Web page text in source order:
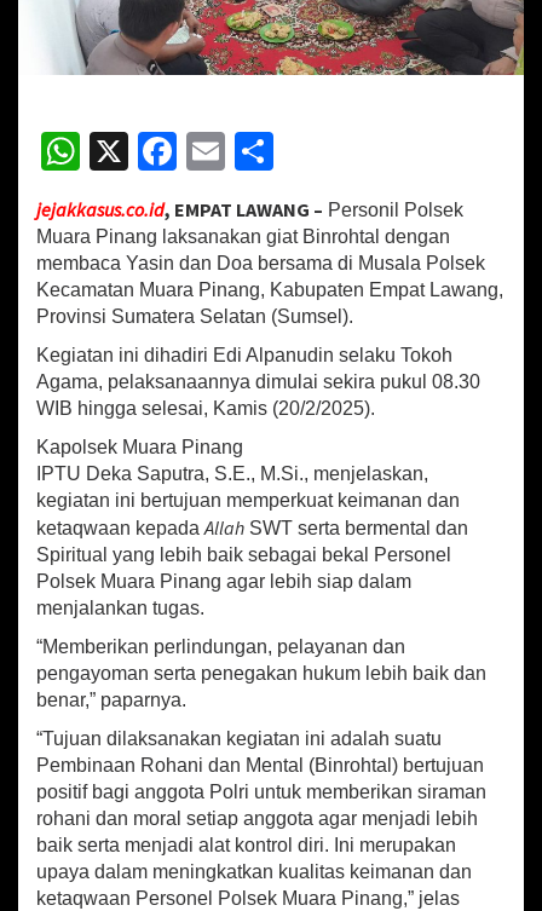
P
i
n
g
G
e
a
r
B
i
n
o
h
t
l
d
e
n
a
n
M
m
b
a
a
Y
a
s
i
n
a
W
h
at
sA
p
p
X
Fa
b
o
o
k
E
ai
l
ar
e
jejakkasus.co.id, EMPAT LAWANG – Personil Polsek
Muara Pinang laksanakan giat Binrohtal dengan
membaca Yasin dan Doa bersama di Musala Polsek
Kecamatan Muara Pinang, Kabupaten Empat Lawang,
Provinsi Sumatera Selatan (Sumsel).
Kegiatan ini dihadiri Edi Alpanudin selaku Tokoh
Agama, pelaksanaannya dimulai sekira pukul 08.30
WIB hingga selesai, Kamis (20/2/2025).
Kapolsek Muara Pinang
IPTU Deka Saputra, S.E., M.Si., menjelaskan,
kegiatan ini bertujuan memperkuat keimanan dan
ketaqwaan kepada Allah SWT serta bermental dan
Spiritual yang lebih baik sebagai bekal Personel
Polsek Muara Pinang agar lebih siap dalam
menjalankan tugas.
“Memberikan perlindungan, pelayanan dan
pengayoman serta penegakan hukum lebih baik dan
benar,” paparnya.
“Tujuan dilaksanakan kegiatan ini adalah suatu
Pembinaan Rohani dan Mental (Binrohtal) bertujuan
positif bagi anggota Polri untuk memberikan siraman
rohani dan moral setiap anggota agar menjadi lebih
baik serta menjadi alat kontrol diri. Ini merupakan
upaya dalam meningkatkan kualitas keimanan dan
ketaqwaan Personel Polsek Muara Pinang,” jelas